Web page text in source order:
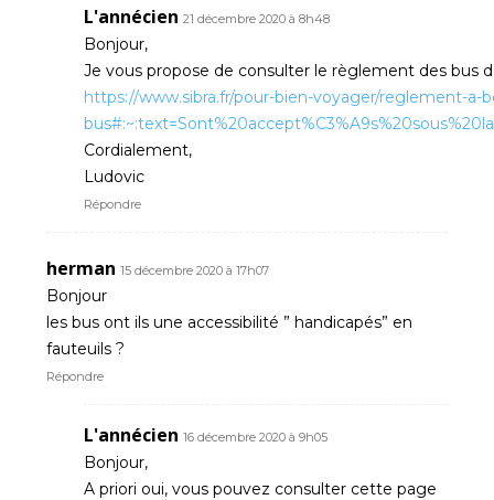
L'annécien 21 décembre 2020 à 8h48
Bonjour,
Je vous propose de consulter le règlement des bus
https://www.sibra.fr/pour-bien-voyager/reglement-a-
Cordialement,
Ludovic
Répondre
herman 15 décembre 2020 à 17h07
Bonjour
les bus ont ils une accessibilité ” handicapés” en
fauteuils ?
Répondre
L'annécien 16 décembre 2020 à 9h05
Bonjour,
A priori oui, vous pouvez consulter cette page